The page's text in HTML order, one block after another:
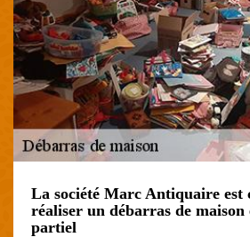
La société Marc Antiquaire est
réaliser un débarras de maison
partiel